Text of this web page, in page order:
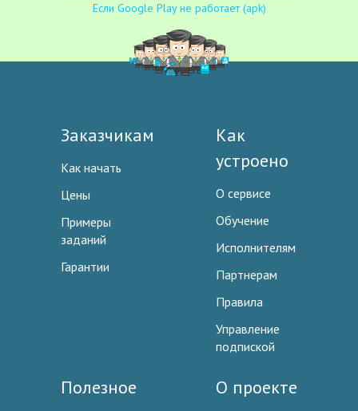
Если Google Play не работает (apk)
Заказчикам
Как начать
Цены
Примеры
заданий
Гарантии
Как
устроено
О сервисе
Обучение
Исполнителям
Партнерам
Правила
Управление
подпиской
Полезное О проекте